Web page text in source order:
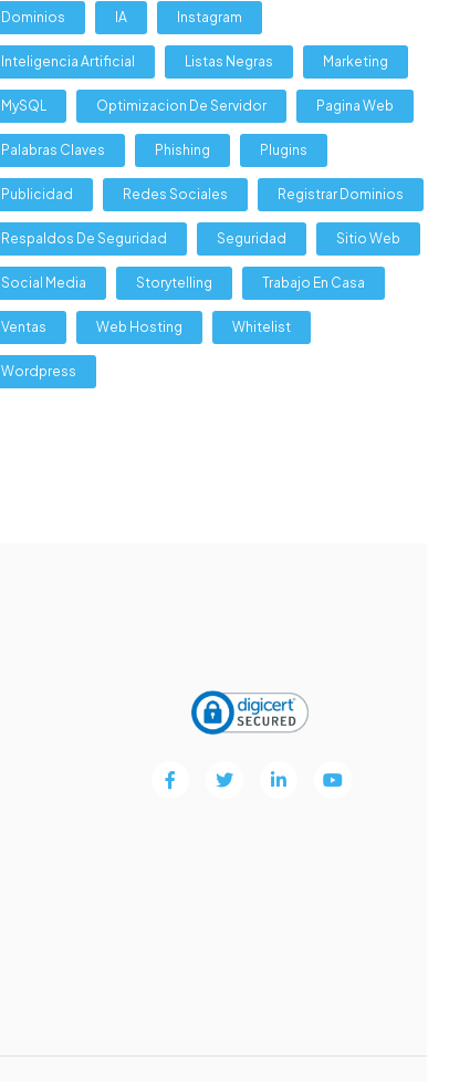
Dominios IA Instagram
Inteligencia Artificial Listas Negras Marketing
MySQL Optimizacion De Servidor Pagina Web
Palabras Claves Phishing Plugins
Publicidad Redes Sociales Registrar Dominios
Respaldos De Seguridad Seguridad Sitio Web
Social Media Storytelling Trabajo En Casa
Ventas Web Hosting Whitelist
Wordpress